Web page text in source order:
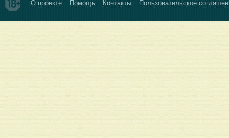
О проекте Помощь Контакты Пользовательское